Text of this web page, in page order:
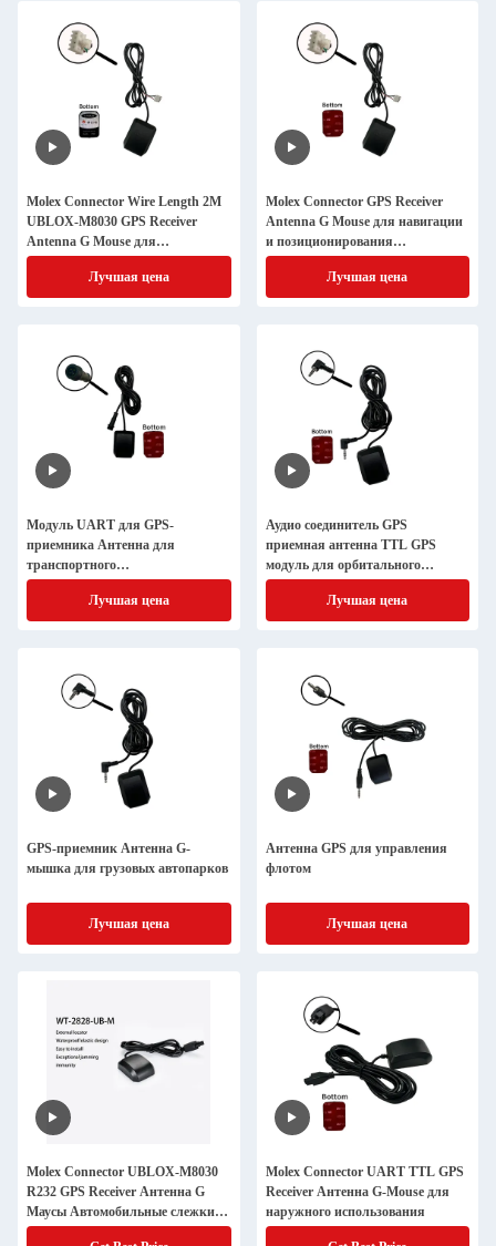
Molex Connector Wire Length 2M
UBLOX-M8030 GPS Receiver
Antenna G Mouse для
авторегистратора
Лучшая цена
Molex Connector GPS Receiver
Antenna G Mouse для навигации
и позиционирования
транспортных средств
Лучшая цена
Модуль UART для GPS-
приемника Антенна для
транспортного
позиционирования
Лучшая цена
Аудио соединитель GPS
приемная антенна TTL GPS
модуль для орбитального
позиционирования
Лучшая цена
GPS-приемник Антенна G-
мышка для грузовых автопарков
Лучшая цена
Антенна GPS для управления
флотом
Лучшая цена
Molex Connector UBLOX-M8030
R232 GPS Receiver Антенна G
Маусы Автомобильные слежки
Acc Alarm GPS слежки для
Molex Connector UART TTL GPS
Receiver Антенна G-Mouse для
наружного использования